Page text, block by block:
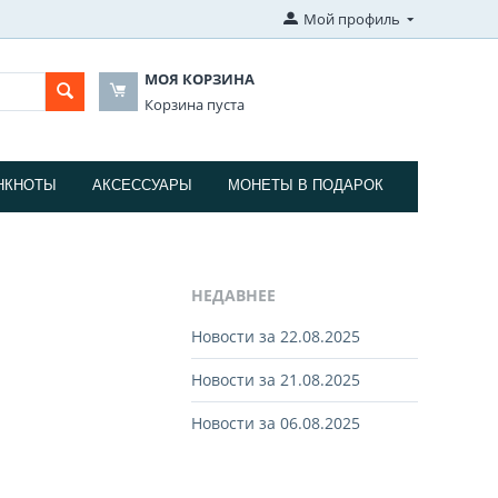
Мой профиль
МОЯ КОРЗИНА
Корзина пуста
АКСЕССУАРЫ МОНЕТЫ В ПОДАРОК
НЕДАВНЕЕ
Новости за 22.08.2025
Новости за 21.08.2025
Новости за 06.08.2025